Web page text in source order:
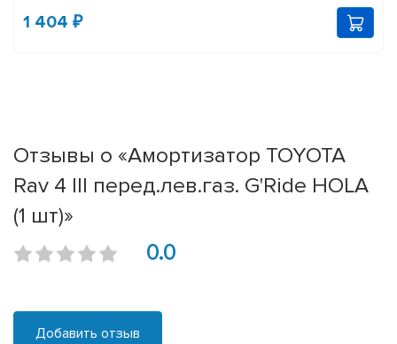
1 404 ₽
Отзывы о «Амортизатор TOYOTA
Rav 4 III перед.лев.газ. G'Ride HOLA
(1 шт)»
0.0
Добавить отзыв